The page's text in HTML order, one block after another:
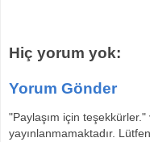
Hiç yorum yok:
Yorum Gönder
"Paylaşım için
yayınlanmamaktadır.